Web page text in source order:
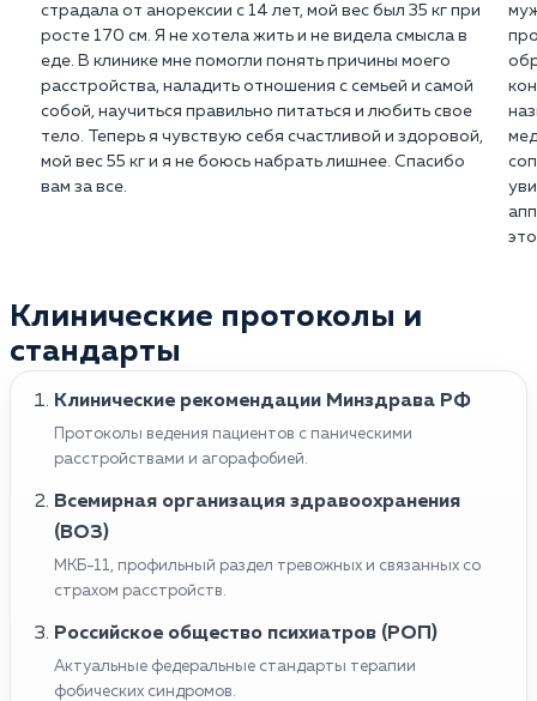
страдала от анорексии с 14 лет, мой вес был 35 кг при
росте 170 см. Я не хотела жить и не видела смысла в
еде. В клинике мне помогли понять причины моего
расстройства, наладить отношения с семьей и самой
собой, научиться правильно питаться и любить свое
тело. Теперь я чувствую себя счастливой и здоровой,
мой вес 55 кг и я не боюсь набрать лишнее. Спасибо
вам за все.
Клинические протоколы и
стандарты
Клинические рекомендации Минздрава РФ
Протоколы ведения пациентов с паническими
расстройствами и агорафобией.
Всемирная организация здравоохранения
(ВОЗ)
МКБ-11, профильный раздел тревожных и связанных со
страхом расстройств.
Российское общество психиатров (РОП)
Актуальные федеральные стандарты терапии
фобических синдромов.